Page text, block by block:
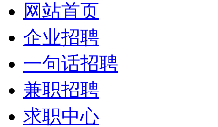
网站首页
企业招聘
一句话招聘
兼职招聘
求职中心